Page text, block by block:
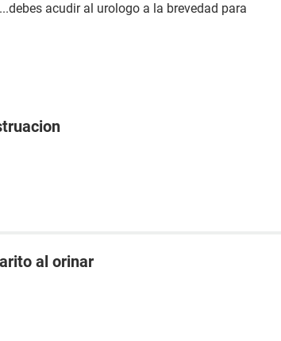
acudir al urologo a la brevedad para
al orinar